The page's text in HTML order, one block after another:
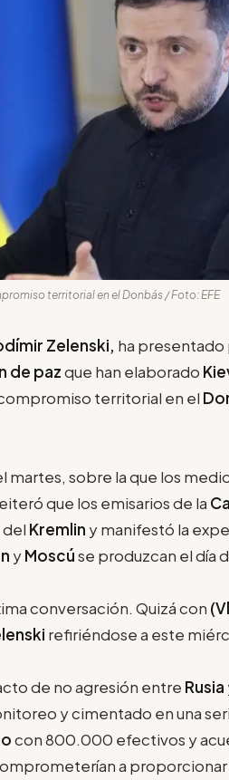
territorial en el Donbás / Foto: EFE
Zelenski, ha
de pazque han elaborado
territorial en el
sobre la que los
que los emisarios de la
del Kremlin y manifestó la
yMoscúse produzcan el día
conversación. Quizá con
refiriéndose a este
de no agresión entre Rusia
y cimentado en una
con 800.000 efectivos y
a proporcionar